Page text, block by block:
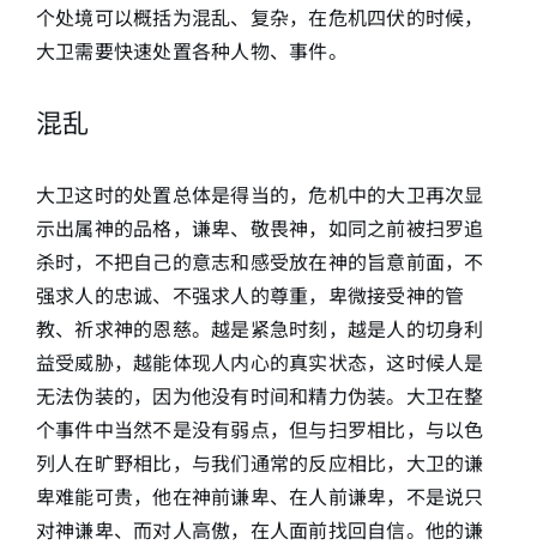
个处境可以概括为混乱、复杂，在危机四伏的时候，
大卫需要快速处置各种人物、事件。
混乱
大卫这时的处置总体是得当的，危机中的大卫再次显
示出属神的品格，谦卑、敬畏神，如同之前被扫罗追
杀时，不把自己的意志和感受放在神的旨意前面，不
强求人的忠诚、不强求人的尊重，卑微接受神的管
教、祈求神的恩慈。越是紧急时刻，越是人的切身利
益受威胁，越能体现人内心的真实状态，这时候人是
无法伪装的，因为他没有时间和精力伪装。大卫在整
个事件中当然不是没有弱点，但与扫罗相比，与以色
列人在旷野相比，与我们通常的反应相比，大卫的谦
卑难能可贵，他在神前谦卑、在人前谦卑，不是说只
对神谦卑、而对人高傲，在人面前找回自信。他的谦